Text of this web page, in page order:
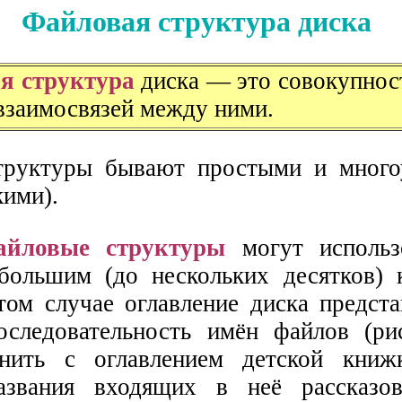
Файловая структура диска
структура диска — это
между ними.
бывают простыми и
структуры могут
(до нескольких десятков)
случае оглавление диска
имён файлов
с оглавлением детской
входящих в неё